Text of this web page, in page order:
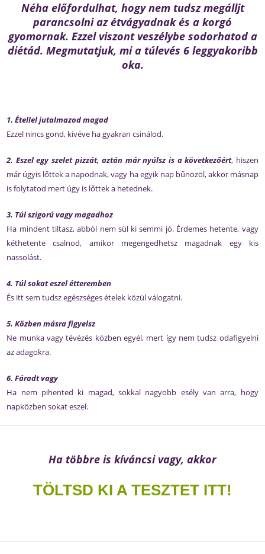
Néha előfordulhat, hogy nem tudsz megálljt
parancsolni az étvágyadnak és a korgó
gyomornak. Ezzel viszont veszélybe sodorhatod a
diétád. Megmutatjuk, mi a túlevés 6 leggyakoribb
oka.
1. Étellel jutalmazod magad
Ezzel nincs gond, kivéve ha gyakran csinálod.
2. Eszel egy szelet pizzát, aztán már nyúlsz is a következőért, hiszen
már úgyis lőttek a napodnak, vagy ha egyik nap bűnözöl, akkor másnap
is folytatod mert úgy is lőttek a hetednek.
3. Túl szigorú vagy magadhoz
Ha mindent tiltasz, abból nem sül ki semmi jó. Érdemes hetente, vagy
kéthetente csalnod, amikor megengedhetsz magadnak egy kis
nassolást.
4. Túl sokat eszel étteremben
És itt sem tudsz egészséges ételek közül válogatni.
5. Közben másra figyelsz
Ne munka vagy tévézés közben egyél, mert így nem tudsz odafigyelni
az adagokra.
6. Fáradt vagy
Ha nem pihented ki magad, sokkal nagyobb esély van arra, hogy
napközben sokat eszel.
Ha többre is kíváncsi vagy, akkor
TÖLTSD KI A TESZTET ITT!